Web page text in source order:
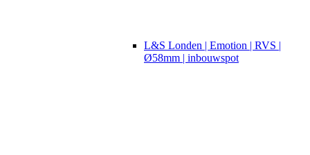
L&S Londen | Emotion | RVS |
Ø58mm | inbouwspot